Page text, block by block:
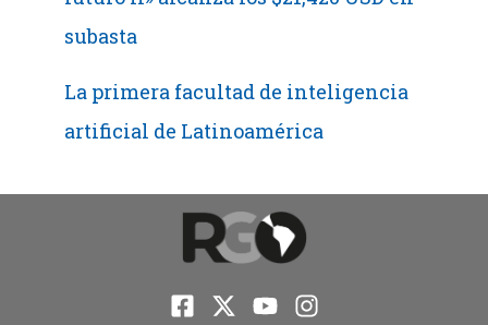
subasta
La primera facultad de inteligencia
artificial de Latinoamérica